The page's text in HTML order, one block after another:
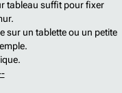
tableau suffit pour fixer
sur un tablette ou un petite